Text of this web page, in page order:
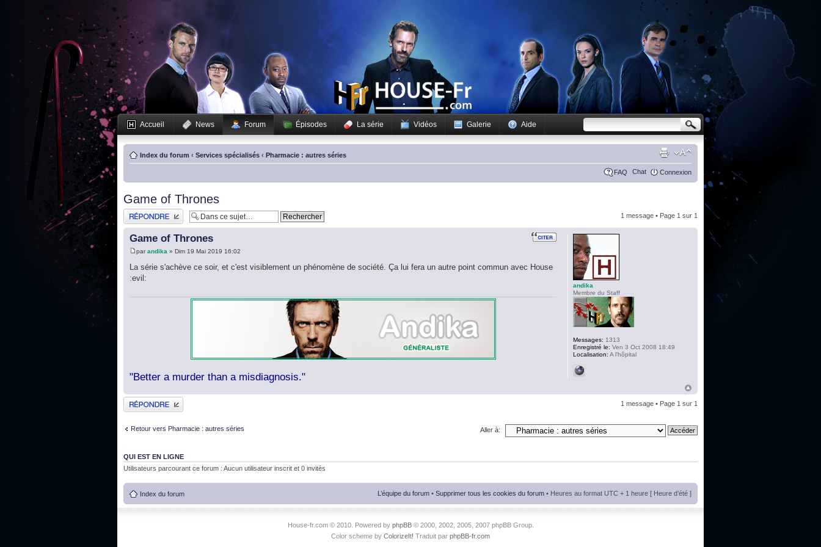
Accueil News Forum Épisodes La série Vidéos Galerie Aide
Index du forum ‹ Services spécialisés ‹ Pharmacie : autres séries
FAQ Chat Connexion
Game of Thrones
Publier une réponse 1 message • Page 1 sur 1
Game of Thrones
parandika » Dim 19 Mai 2019 16:02
La série s'achève ce soir, et c'est visiblement un phénomène de société. Ça lui fera un autre point commun avec House
:evil:
"Better a murder than a misdiagnosis."
andika
Membre du Staff
Messages: 1313
Enregistré le: Ven 3 Oct 2008 18:49
Localisation: A l'hôpital
Publier une réponse 1 message • Page 1 sur 1
Retour vers Pharmacie : autres séries Aller à:
QUI EST EN LIGNE
Utilisateurs parcourant ce forum : Aucun utilisateur inscrit et 0 invités
Index du forum L’équipe du forum • Supprimer tous les cookies du forum • Heures au format UTC + 1 heure [ Heure d’été ]
House-fr.com © 2010. Powered by phpBB© 2000, 2002, 2005, 2007 phpBB Group.
Color scheme by ColorizeIt! Traduit par phpBB-fr.com